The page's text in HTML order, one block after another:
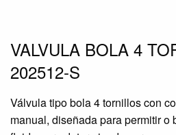
VALVULA BOLA 4
202512-S
Válvula tipo bola 4 tornillos con
manual, diseñada para permitir o